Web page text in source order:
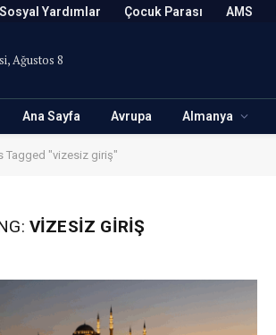
Sosyal Yardımlar Çocuk Parası AMS
Ağustos 8
Ana Sayfa Avrupa Almanya
Tagged "vizesiz giriş"
VIZESIZ GIRIŞ